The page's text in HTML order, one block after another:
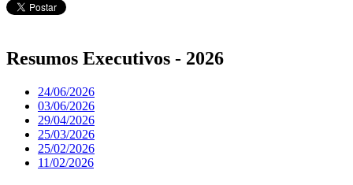
Resumos Executivos - 2026
24/06/2026
03/06/2026
29/04/2026
25/03/2026
25/02/2026
11/02/2026